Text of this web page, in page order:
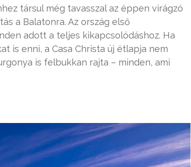
társul még tavasszal az éppen virágzó
a Balatonra. Az ország első
adott a teljes kikapcsolódáshoz. Ha
is enni, a Casa Christa új étlapja nem
is felbukkan rajta – minden, ami